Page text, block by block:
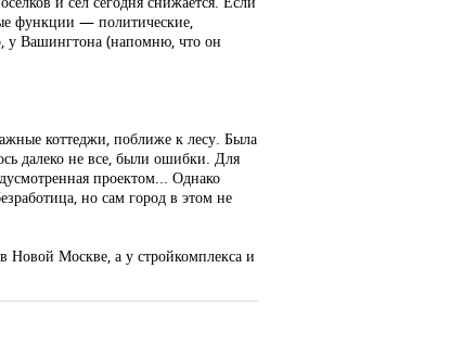
функции — политические,
у Вашингтона (напомню, что он
коттеджи, поближе к лесу. Была
далеко не все, были ошибки. Для
проектом... Однако
но сам город в этом не
Новой Москве, а у стройкомплекса и